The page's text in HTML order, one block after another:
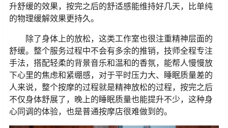
升舒缓的效果，按完之后的舒适感能维持好几天，比单纯
的物理缓解效果更持久。
除了身体上的放松，这类工作室也很注重精神层面的
舒缓。整个服务过程中不会有多余的推销，技师全程专注
手法，搭配轻柔的背景音乐和温和的香氛，能帮人慢慢放
下心里的焦虑和紧绷感，对于平时压力大、睡眠质量差的
人来说，整个按摩的过程就是精神放松的过程，按完之后
不仅身体舒展了，晚上的睡眠质量也能提升不少，这种身
心同调的体验，也是普通按摩店很难做到的。